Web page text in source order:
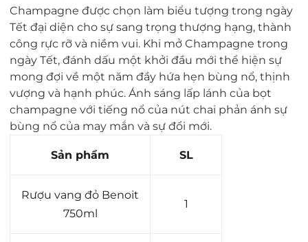
Champagne được chọn làm biểu tượng trong ngày
Tết đại diện cho sự sang trọng thượng hạng, thành
công rực rỡ và niềm vui. Khi mở Champagne trong
ngày Tết, đánh dấu một khởi đầu mới thể hiện sự
mong đợi về một năm đầy hứa hẹn bùng nổ, thịnh
vượng và hạnh phúc. Ánh sáng lấp lánh của bọt
champagne với tiếng nổ của nút chai phản ánh sự
bùng nổ của may mắn và sự đổi mới.
Sản phẩm SL
Rượu vang đỏ Benoit
750ml
1